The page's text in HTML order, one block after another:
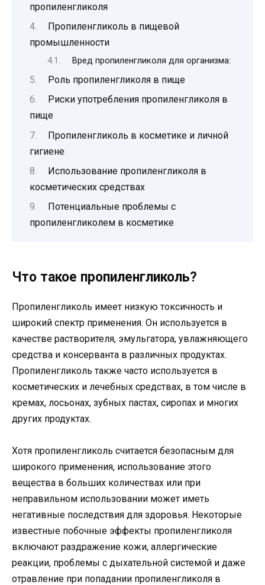
пропиленгликоля
Пропиленгликоль в пищевой
промышленности
Вред пропиленгликоля для организма:
Роль пропиленгликоля в пище
Риски употребления пропиленгликоля в
пище
Пропиленгликоль в косметике и личной
гигиене
Использование пропиленгликоля в
косметических средствах
Потенциальные проблемы с
пропиленгликолем в косметике
Что такое пропиленгликоль?
Пропиленгликоль имеет низкую токсичность и
широкий спектр применения. Он используется в
качестве растворителя, эмульгатора, увлажняющего
средства и консерванта в различных продуктах.
Пропиленгликоль также часто используется в
косметических и лечебных средствах, в том числе в
кремах, лосьонах, зубных пастах, сиропах и многих
других продуктах.
Хотя пропиленгликоль считается безопасным для
широкого применения, использование этого
вещества в больших количествах или при
неправильном использовании может иметь
негативные последствия для здоровья. Некоторые
известные побочные эффекты пропиленгликоля
включают раздражение кожи, аллергические
реакции, проблемы с дыхательной системой и даже
отравление при попадании пропиленгликоля в